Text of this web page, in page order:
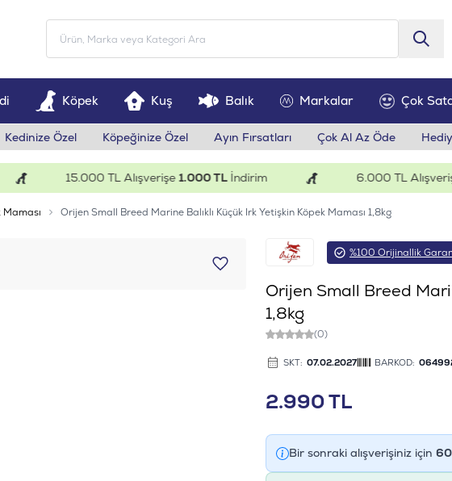
Köpek Kuş Balık Markalar Çok
Kedinize Özel Köpeğinize Özel Ayın Fırsatları Çok Al Az Öde
15.000 TL Alışverişe1.000 TLİndirim 6.000 TL Alışverişe
Orijen Small Breed Marine Balıklı Küçük Irk Yetişkin Köpek Maması 1,8kg
%100 Orijinallik
Orijen Small Breed
1,8kg
(0)
SKT: 07.02.2027 BARKOD:
2.990TL
Bir sonraki alışverişiniz için 60